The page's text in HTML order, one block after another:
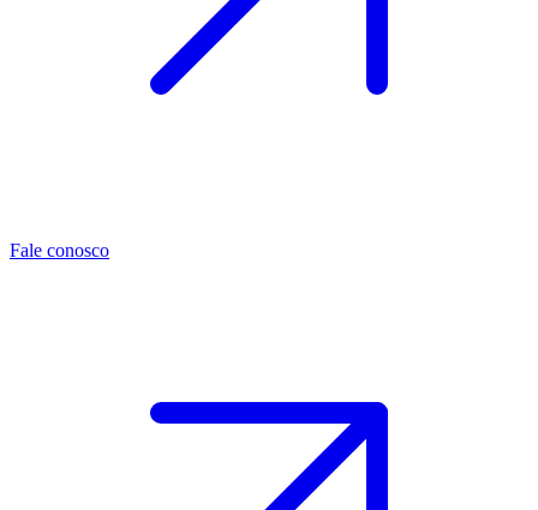
Fale conosco